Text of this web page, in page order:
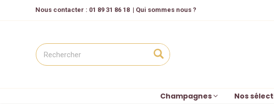
Nous contacter : 01 89 31 86 18 | Qui sommes nous ?
Champagnes Nos